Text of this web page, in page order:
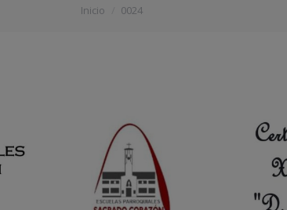
Estás aquí:
Inicio 0024